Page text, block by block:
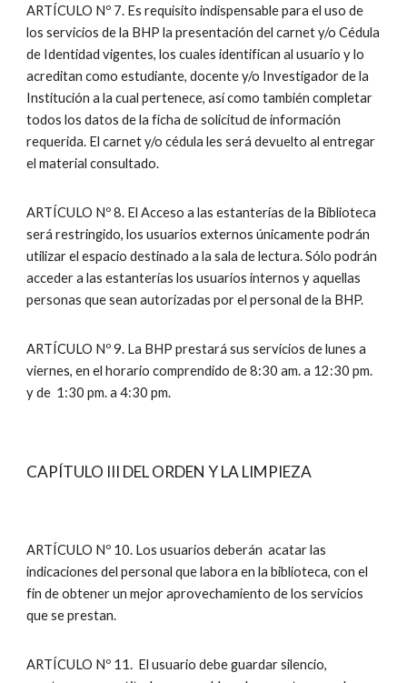
ARTÍCULO Nº 7. Es requisito indispensable para el uso de
los servicios de la BHP la presentación del carnet y/o Cédula
de Identidad vigentes, los cuales identifican al usuario y lo
acreditan como estudiante, docente y/o Investigador de la
Institución a la cual pertenece, así como también completar
todos los datos de la ficha de solicitud de información
requerida. El carnet y/o cédula les será devuelto al entregar
el material consultado.
ARTÍCULO Nº 8. El Acceso a las estanterías de la Biblioteca
será restringido, los usuarios externos únicamente podrán
utilizar el espacio destinado a la sala de lectura. Sólo podrán
acceder a las estanterías los usuarios internos y aquellas
personas que sean autorizadas por el personal de la BHP.
ARTÍCULO Nº 9. La BHP prestará sus servicios de lunes a
viernes, en el horario comprendido de 8:30 am. a 12:30 pm.
y de 1:30 pm. a 4:30 pm.
CAPÍTULO III DEL ORDEN Y LA LIMPIEZA
ARTÍCULO Nº 10. Los usuarios deberán acatar las
indicaciones del personal que labora en la biblioteca, con el
fin de obtener un mejor aprovechamiento de los servicios
que se prestan.
ARTÍCULO Nº 11. El usuario debe guardar silencio,